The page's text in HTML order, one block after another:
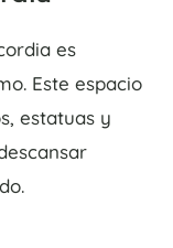
es
Este espacio
estatuas y